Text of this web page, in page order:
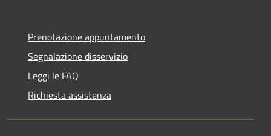
Prenotazione appuntamento
Segnalazione disservizio
Leggi le FAQ
Richiesta assistenza